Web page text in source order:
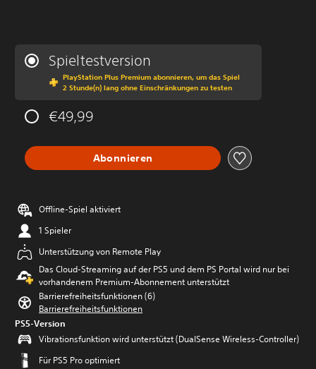
Spieltestversion
PlayStation Plus Premium abonnieren, um das Spiel
2 Stunde(n) lang ohne Einschränkungen zu testen
€49,99
Abonnieren
Offline-Spiel aktiviert
1 Spieler
Unterstützung von Remote Play
Das Cloud-Streaming auf der PS5 und dem PS Portal wird nur bei
vorhandenem Premium-Abonnement unterstützt
Barrierefreiheitsfunktionen (6)
Barrierefreiheitsfunktionen
PS5-Version
Vibrationsfunktion wird unterstützt (DualSense Wireless-Controller)
Für PS5 Pro optimiert